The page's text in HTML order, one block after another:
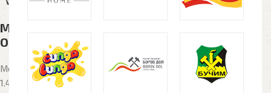
Метално пенкало FENIX, во кутивче, црно,
OUTLET
Метално touch пенкало во поклон кутија, димензии: 15.2 x 1.4 x
1.4cm